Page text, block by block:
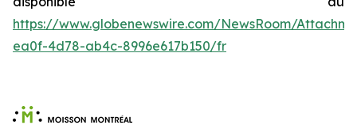
https://www.globenewswire.com/NewsRoom/
ea0f-4d78-ab4c-8996e617b150/fr